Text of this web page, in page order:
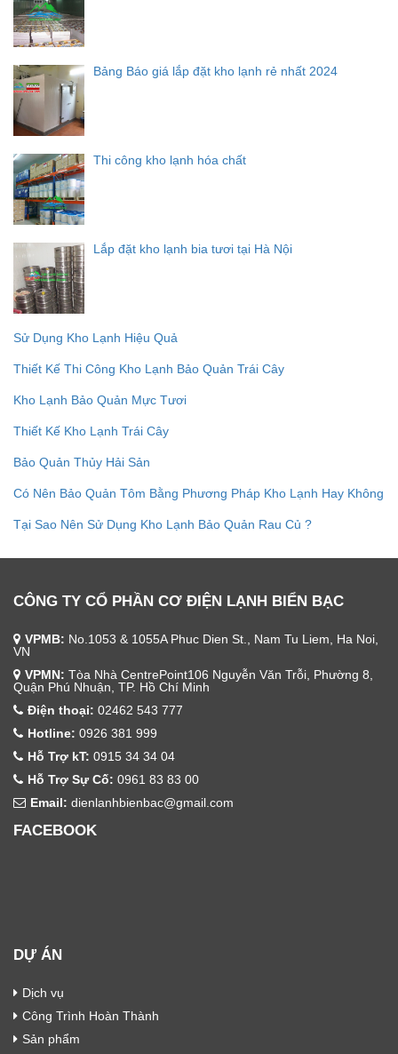
Bảng Báo giá lắp đặt kho lạnh rẻ nhất 2024
Thi công kho lạnh hóa chất
Lắp đặt kho lạnh bia tươi tại Hà Nội
Sử Dụng Kho Lạnh Hiệu Quả
Thiết Kế Thi Công Kho Lạnh Bảo Quản Trái Cây
Kho Lạnh Bảo Quản Mực Tươi
Thiết Kế Kho Lạnh Trái Cây
Bảo Quản Thủy Hải Sản
Có Nên Bảo Quản Tôm Bằng Phương Pháp Kho Lạnh Hay Không
Tại Sao Nên Sử Dụng Kho Lạnh Bảo Quản Rau Củ ?
CÔNG TY CỔ PHẦN CƠ ĐIỆN LẠNH BIỂN BẠC
VPMB: No.1053 & 1055A Phuc Dien St., Nam Tu Liem, Ha Noi,
VN
VPMN: Tòa Nhà CentrePoint106 Nguyễn Văn Trỗi, Phường 8,
Quận Phú Nhuận, TP. Hồ Chí Minh
Điện thoại: 02462 543 777
Hotline: 0926 381 999
Hỗ Trợ kT: 0915 34 34 04
Hỗ Trợ Sự Cố: 0961 83 83 00
Email: dienlanhbienbac@gmail.com
FACEBOOK
DỰ ÁN
Dịch vụ
Công Trình Hoàn Thành
Sản phẩm